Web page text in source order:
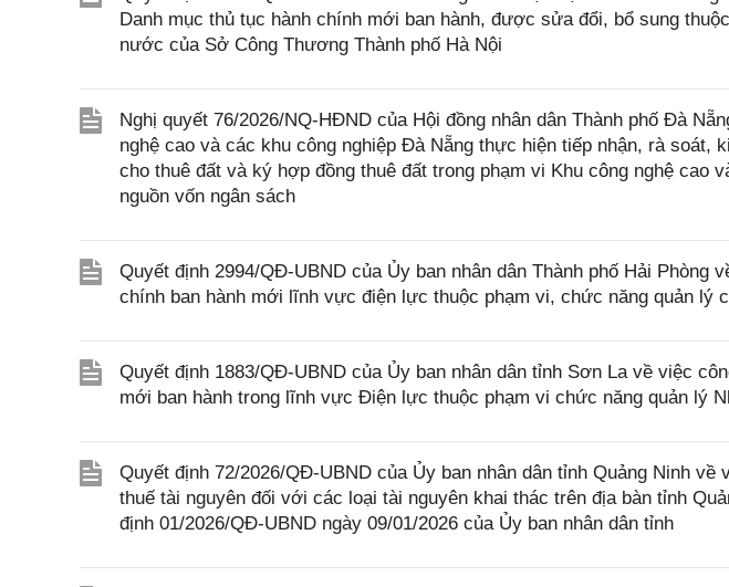
Danh mục thủ tục hành chính mới ban hành, được sửa đổi, bổ sung
nước của Sở Công Thương Thành phố Hà Nội
Nghị quyết 76/2026/NQ-HĐND của Hội đồng nhân dân Thành phố Đà
nghệ cao và các khu công nghiệp Đà Nẵng thực hiện tiếp nhận, rà soát,
cho thuê đất và ký hợp đồng thuê đất trong phạm vi Khu công nghệ cao
nguồn vốn ngân sách
Quyết định 2994/QĐ-UBND của Ủy ban nhân dân Thành phố Hải Phòng
chính ban hành mới lĩnh vực điện lực thuộc phạm vi, chức năng quản lý
Quyết định 1883/QĐ-UBND của Ủy ban nhân dân tỉnh Sơn La về việc
mới ban hành trong lĩnh vực Điện lực thuộc phạm vi chức năng quản lý
Quyết định 72/2026/QĐ-UBND của Ủy ban nhân dân tỉnh Quảng Ninh
thuế tài nguyên đối với các loại tài nguyên khai thác trên địa bàn tỉnh
định 01/2026/QĐ-UBND ngày 09/01/2026 của Ủy ban nhân dân tỉnh